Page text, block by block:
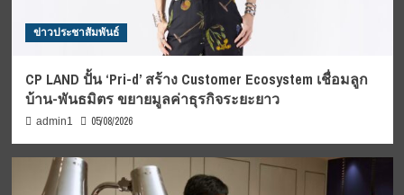
ข่าวประชาสัมพันธ์
CP LAND ปั้น ‘Pri-d’ สร้าง Customer Ecosystem เชื่อมลูก
บ้าน-พันธมิตร ขยายมูลค่าธุรกิจระยะยาว
admin1 05/08/2026